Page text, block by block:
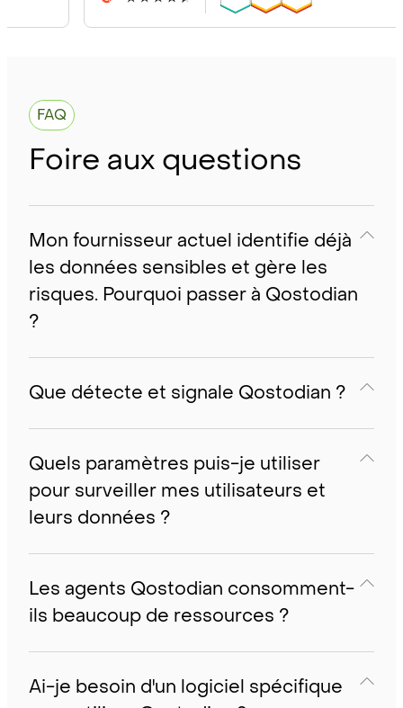
FAQ
Foire aux questions
Mon fournisseur actuel identifie déjà
les données sensibles et gère les
risques. Pourquoi passer à Qostodian
?
Que détecte et signale Qostodian ?
Quels paramètres puis-je utiliser
pour surveiller mes utilisateurs et
leurs données ?
Les agents Qostodian consomment-
ils beaucoup de ressources ?
Ai-je besoin d'un logiciel spécifique